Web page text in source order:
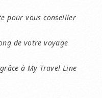
pour vous conseiller
de votre voyage
à My Travel Line